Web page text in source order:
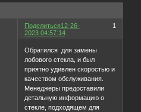
Поделиться 1
12-26-
2023 04:57:14
Обратился для замены
лобового стекла, и был
приятно удивлен скоростью и
качеством обслуживания.
Менеджеры предоставили
детальную информацию о
стекле, подходящем для